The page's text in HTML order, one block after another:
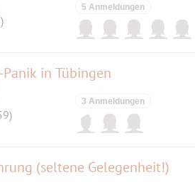
5 Anmeldungen
in Tübingen
3 Anmeldungen
(seltene Gelegenheit!)